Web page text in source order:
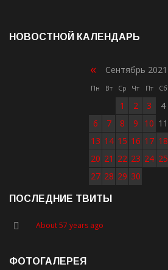
НОВОСТНОЙ КАЛЕНДАРЬ
« Сентябрь 2021
Пн Вт Ср Чт Пт Сб
1 2 3 4
6
7 8 9 10 11
13 14 15 16 17 18
20 21 22 23 24 25
27 28 29 30
ПОСЛЕДНИЕ ТВИТЫ
About 57 years ago
ФОТОГАЛЕРЕЯ